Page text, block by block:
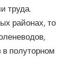
труда.
районах, то
в полуторном